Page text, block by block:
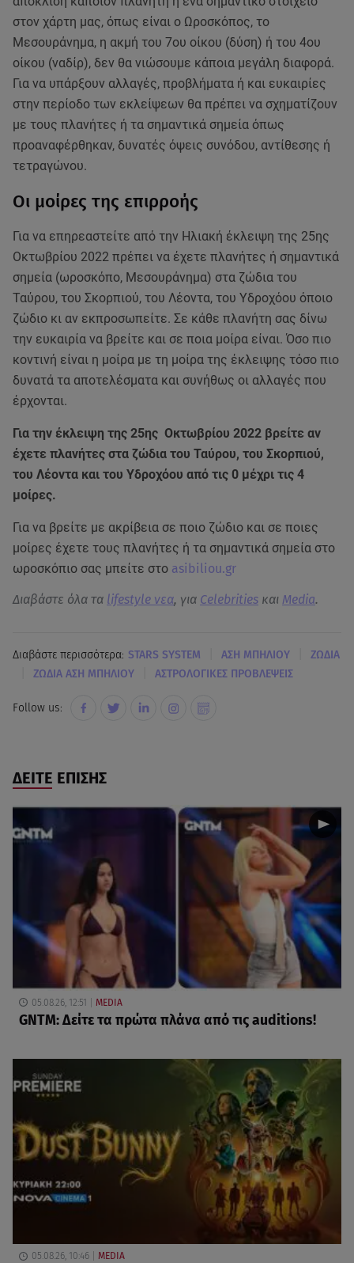
στον χάρτη μας, όπως είναι ο Ωροσκόπος, το
Μεσουράνημα, η ακμή του 7ου οίκου (δύση) ή του 4ου
οίκου (ναδίρ), δεν θα νιώσουμε κάποια μεγάλη διαφορά.
Για να υπάρξουν αλλαγές, προβλήματα ή και ευκαιρίες
στην περίοδο των εκλείψεων θα πρέπει να σχηματίζουν
με τους πλανήτες ή τα σημαντικά σημεία όπως
προαναφέρθηκαν, δυνατές όψεις συνόδου, αντίθεσης ή
τετραγώνου.
Οι μοίρες της επιρροής
Για να επηρεαστείτε από την Ηλιακή έκλειψη της 25ης
Οκτωβρίου 2022 πρέπει να έχετε πλανήτες ή σημαντικά
σημεία (ωροσκόπο, Μεσουράνημα) στα ζώδια του
Ταύρου, του Σκορπιού, του Λέοντα, του Υδροχόου όποιο
ζώδιο κι αν εκπροσωπείτε. Σε κάθε πλανήτη σας δίνω
την ευκαιρία να βρείτε και σε ποια μοίρα είναι. Όσο πιο
κοντινή είναι η μοίρα με τη μοίρα της έκλειψης τόσο πιο
δυνατά τα αποτελέσματα και συνήθως οι αλλαγές που
έρχονται.
Για την έκλειψη της 25ης Οκτωβρίου 2022 βρείτε αν
έχετε πλανήτες στα ζώδια του Ταύρου, του Σκορπιού,
του Λέοντα και του Υδροχόου από τις 0 μέχρι τις 4
μοίρες.
Για να βρείτε με ακρίβεια σε ποιο ζώδιο και σε ποιες
μοίρες έχετε τους πλανήτες ή τα σημαντικά σημεία στο
ωροσκόπιο σας μπείτε στο asibiliou.gr
Διαβάστε όλα τα lifestyle νεα, για Celebrities και Media.
Διαβάστε περισσότερα: STARS SYSTEM ΑΣΗ ΜΠΗΛΙΟΥ ΖΩΔΙΑ
ΖΩΔΙΑ ΑΣΗ ΜΠΗΛΙΟΥ ΑΣΤΡΟΛΟΓΙΚΕΣ ΠΡΟΒΛΕΨΕΙΣ
Follow us:
ΔΕΙΤΕ ΕΠΙΣΗΣ
05.08.26, 12:51 MEDIA
GNTM: Δείτε τα πρώτα πλάνα από τις auditions!
05.08.26, 10:46 MEDIA